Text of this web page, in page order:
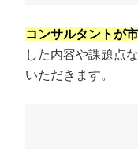
コンサルタントが
した内容や課題点
いただきます。